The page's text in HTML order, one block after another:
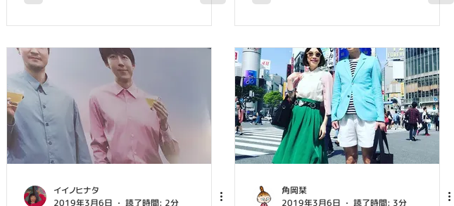
イイノヒナタ
2019年3月6日
読了時間: 2分
角岡栞
2019年3月6日
読了時間: 3分